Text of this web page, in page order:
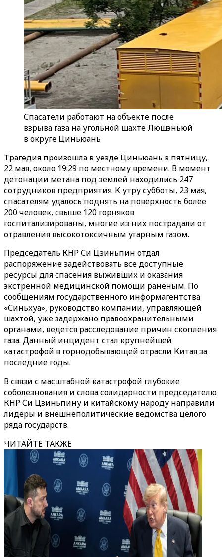
Спасатели работают на объекте после
взрыва газа на угольной шахте Люшэньюй
в округе Циньюань
Трагедия произошла в уезде Циньюань в пятницу,
22 мая, около 19:29 по местному времени. В момент
детонации метана под землей находились 247
сотрудников предприятия. К утру субботы, 23 мая,
спасателям удалось поднять на поверхность более
200 человек, свыше 120 горняков
госпитализированы, многие из них пострадали от
отравления высокотоксичным угарным газом.
Председатель КНР Си Цзиньпин отдал
распоряжение задействовать все доступные
ресурсы для спасения выживших и оказания
экстренной медицинской помощи раненым. По
сообщениям государственного информагентства
«Синьхуа», руководство компании, управляющей
шахтой, уже задержано правоохранительными
органами, ведется расследование причин скопления
газа. Данный инцидент стал крупнейшей
катастрофой в горнодобывающей отрасли Китая за
последние годы.
В связи с масштабной катастрофой глубокие
соболезнования и слова солидарности председателю
КНР Си Цзиньпину и китайскому народу направили
лидеры и внешнеполитические ведомства целого
ряда государств.
ЧИТАЙТЕ ТАКЖЕ